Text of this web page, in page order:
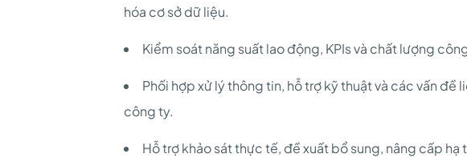
hóa cơ sở dữ liệu.
Kiểm soát năng suất lao động, KPIs và chất lượng
Phối hợp xử lý thông tin, hỗ trợ kỹ thuật và các vấn đề
công ty.
Hỗ trợ khảo sát thực tế, đề xuất bổ sung, nâng cấp